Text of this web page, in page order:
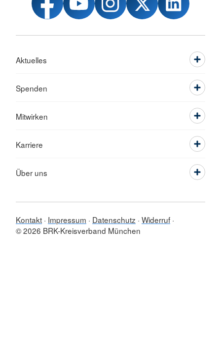
Aktuelles
Spenden
Mitwirken
Karriere
Über uns
Kontakt Impressum Datenschutz Widerruf
© 2026 BRK-Kreisverband München